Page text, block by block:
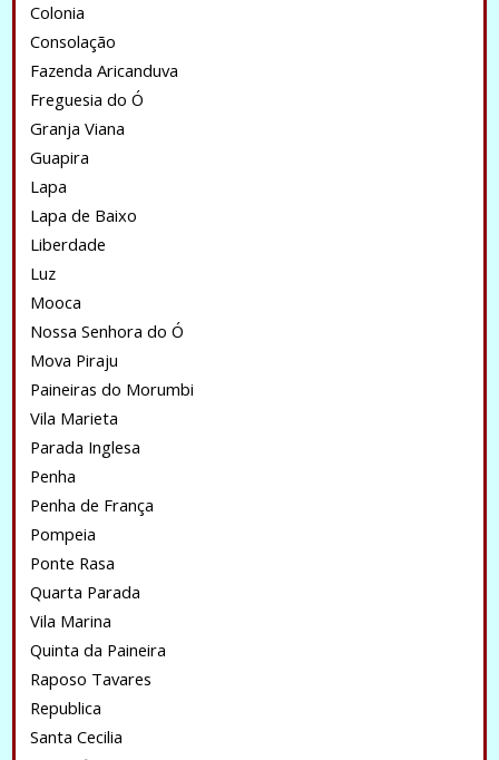
Colonia
Consolação
Fazenda Aricanduva
Freguesia do Ó
Granja Viana
Guapira
Lapa
Lapa de Baixo
Liberdade
Luz
Mooca
Nossa Senhora do Ó
Mova Piraju
Paineiras do Morumbi
Vila Marieta
Parada Inglesa
Penha
Penha de França
Pompeia
Ponte Rasa
Quarta Parada
Vila Marina
Quinta da Paineira
Raposo Tavares
Republica
Santa Cecilia